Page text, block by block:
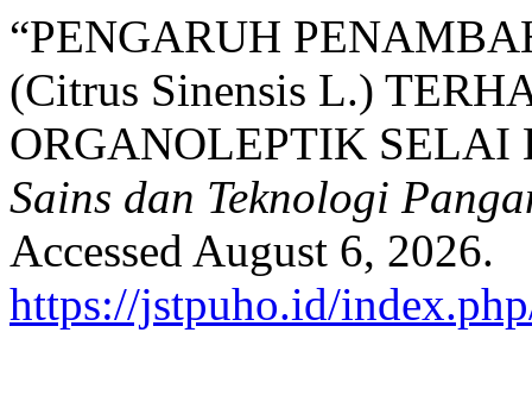
“PENGARUH
(Citrus Sinensis L.)
ORGANOLEPTIK
Sains dan Teknologi
Accessed August 6, 2026.
https://jstpuho.id/